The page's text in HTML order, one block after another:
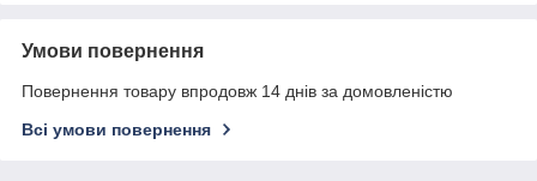
Умови повернення
Повернення товару впродовж 14 днів за домовленістю
Всі умови повернення